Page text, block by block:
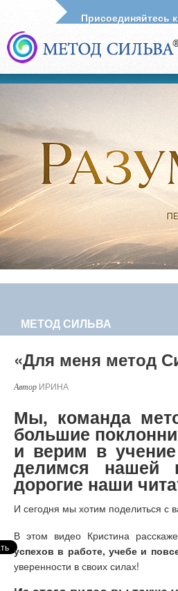
Присоединяйтесь
МЕТОД СИЛЬВА
«Для меня метод
ИРИНА
Мы, команда
большие
и верим в
делимся
дорогие наши
И сегодня мы хотим поделиться с
В этом видео Кристина
успехов в работе, учебе и
уверенности в своих силах!